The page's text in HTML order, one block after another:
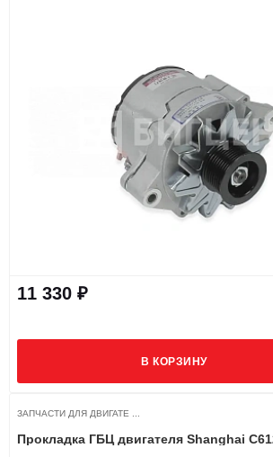
11 330 ₽
В КОРЗИНУ
ЗАПЧАСТИ ДЛЯ ДВИГАТЕ ...
Прокладка ГБЦ двигателя Shanghai